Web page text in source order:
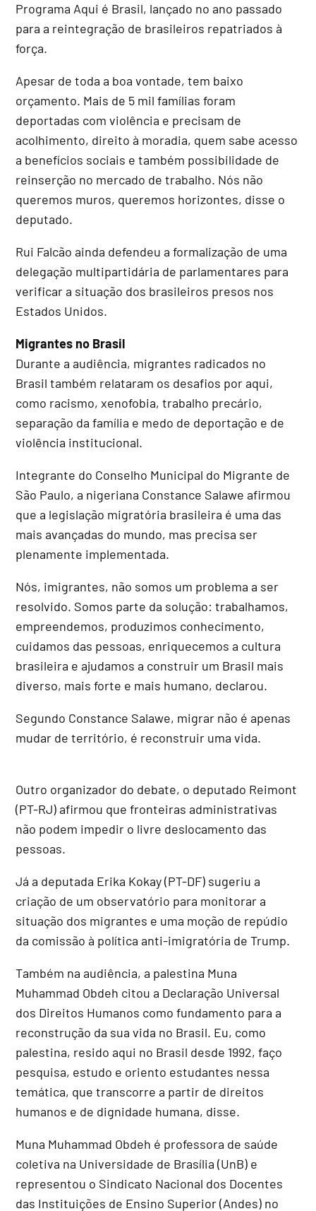
Programa Aqui é Brasil, lançado no ano passado
para a reintegração de brasileiros repatriados à
força.
Apesar de toda a boa vontade, tem baixo
orçamento. Mais de 5 mil famílias foram
deportadas com violência e precisam de
acolhimento, direito à moradia, quem sabe acesso
a benefícios sociais e também possibilidade de
reinserção no mercado de trabalho. Nós não
queremos muros, queremos horizontes, disse o
deputado.
Rui Falcão ainda defendeu a formalização de uma
delegação multipartidária de parlamentares para
verificar a situação dos brasileiros presos nos
Estados Unidos.
Migrantes no Brasil
Durante a audiência, migrantes radicados no
Brasil também relataram os desafios por aqui,
como racismo, xenofobia, trabalho precário,
separação da família e medo de deportação e de
violência institucional.
Integrante do Conselho Municipal do Migrante de
São Paulo, a nigeriana Constance Salawe afirmou
que a legislação migratória brasileira é uma das
mais avançadas do mundo, mas precisa ser
plenamente implementada.
Nós, imigrantes, não somos um problema a ser
resolvido. Somos parte da solução: trabalhamos,
empreendemos, produzimos conhecimento,
cuidamos das pessoas, enriquecemos a cultura
brasileira e ajudamos a construir um Brasil mais
diverso, mais forte e mais humano, declarou.
Segundo Constance Salawe, migrar não é apenas
mudar de território, é reconstruir uma vida.
Outro organizador do debate, o deputado Reimont
(PT-RJ) afirmou que fronteiras administrativas
não podem impedir o livre deslocamento das
pessoas.
Já a deputada Erika Kokay (PT-DF) sugeriu a
criação de um observatório para monitorar a
situação dos migrantes e uma moção de repúdio
da comissão à política anti-imigratória de Trump.
Também na audiência, a palestina Muna
Muhammad Obdeh citou a Declaração Universal
dos Direitos Humanos como fundamento para a
reconstrução da sua vida no Brasil. Eu, como
palestina, resido aqui no Brasil desde 1992, faço
pesquisa, estudo e oriento estudantes nessa
temática, que transcorre a partir de direitos
humanos e de dignidade humana, disse.
Muna Muhammad Obdeh é professora de saúde
coletiva na Universidade de Brasília (UnB) e
representou o Sindicato Nacional dos Docentes
das Instituições de Ensino Superior (Andes) no